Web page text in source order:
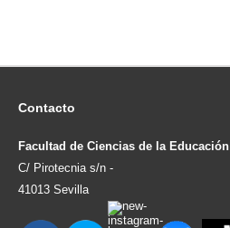
Contacto
Facultad de Ciencias de la Educación
C/ Pirotecnia s/n -
41013 Sevilla